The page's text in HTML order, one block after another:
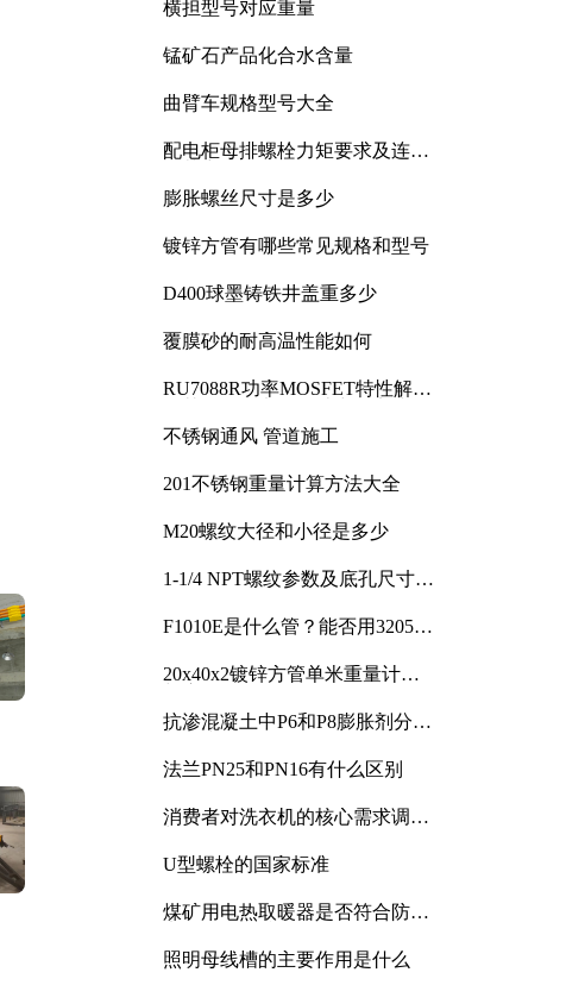
横担型号对应重量
锰矿石产品化合水含量
曲臂车规格型号大全
配电柜母排螺栓力矩要求及连接
膨胀螺丝尺寸是多少
镀锌方管有哪些常见规格和型号
D400球墨铸铁井盖重多少
覆膜砂的耐高温性能如何
RU7088R功率MOSFET特性解析
不锈钢通风 管道施工
201不锈钢重量计算方法大全
M20螺纹大径和小径是多少
1-1/4 NPT螺纹参数及底孔尺寸详
F1010E是什么管？能否用3205或
20x40x2镀锌方管单米重量计算
抗渗混凝土中P6和P8膨胀剂分别
法兰PN25和PN16有什么区别
消费者对洗衣机的核心需求调研
U型螺栓的国家标准
煤矿用电热取暖器是否符合防爆
照明母线槽的主要作用是什么